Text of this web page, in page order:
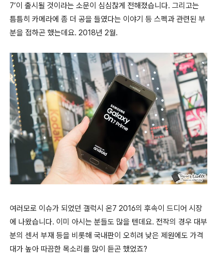
7’이 출시될 것이라는 소문이 심심찮게 전해졌습니다. 그리고는
틈틈히 카메라에 좀 더 공을 들였다는 이야기 등 스펙과 관련된 부
분을 접하곤 했는데요. 2018년 2월.
여러모로 이슈가 되었던 갤럭시 온7 2016의 후속이 드디어 시장
에 나왔습니다. 이미 아시는 분들도 많을 텐데요. 전작의 경우 대부
분의 센서 부재 등을 비롯해 국내판이 오히려 낮은 제원에도 가격
대가 높아 따끔한 목소리를 많이 듣곤 했었죠?